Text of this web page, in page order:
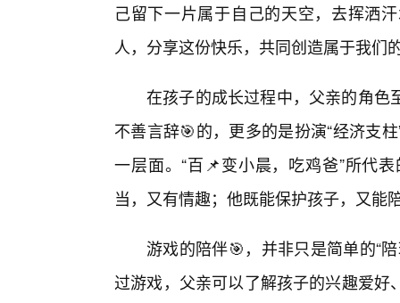
己留下一片属于自己的天空，去挥洒
人，分享这份快乐，共同创造属于我们
在孩子的成长过程中，父亲的角色
不善言辞🎯的，更多的是扮演“经济支
一层面。“百📌变小晨，吃鸡爸”所代
当，又有情趣；他既能保护孩子，又能
游戏的陪伴🎯，并非只是简单的“
过游戏，父亲可以了解孩子的兴趣爱